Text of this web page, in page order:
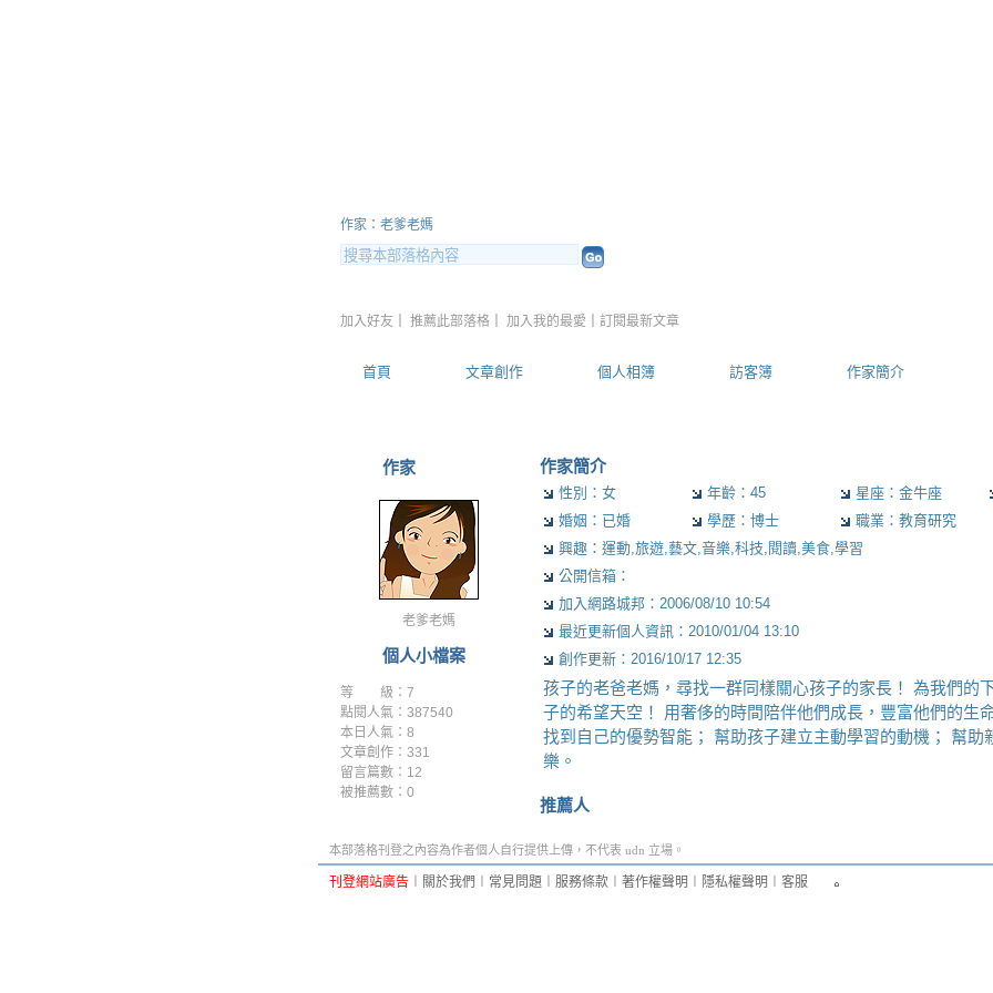
首頁 文章創作 個人相簿 訪客簿 作家簡介
加入好友 推薦此部落格 加入我的最愛 訂閱最新文章
作家：老爹老媽
作家
老爹老媽
個人小檔案
等 級：7
點閱人氣：387540
本日人氣：8
文章創作：331
留言篇數：12
被推薦數： 0
作家簡介
性別：女 年齡：45 星座：金牛座
婚姻：已婚
學歷：博士
職業：教育研究
興趣：運動,旅遊,藝文,音樂,科技,閱讀,美食,學習
公開信箱：
加入網路城邦：2006/08/10 10:54
最近更新個人資訊：2010/01/04 13:10
創作更新：2016/10/17 12:35
孩子的老爸老媽，尋找一群同樣關心孩子的家長！ 為我們的
子的希望天空！ 用奢侈的時間陪伴他們成長，豐富他們的生
找到自己的優勢智能； 幫助孩子建立主動學習的動機； 幫助
樂。
推薦人
本部落格刊登之內容為作者個人自行提供上傳，不代表 udn 立場。
刊登網站廣告 關於我們 常見問題 服務條款 著作權聲明 隱私權聲明 客服